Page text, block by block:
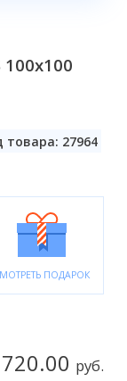
товара: 27964
руб.
ПОДАРОК